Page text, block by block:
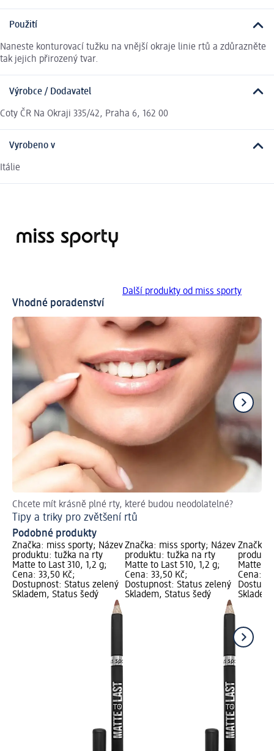
Použití
Naneste konturovací tužku na vnější okraje linie rtů a zdůrazněte
tak jejich přirozený tvar.
Výrobce / Dodavatel
Coty ČR Na Okraji 335/42, Praha 6, 162 00
Vyrobeno v
Itálie
Další produkty od miss sporty
Vhodné poradenství
Chcete mít krásně plné rty, které budou neodolatelné?
Tipy a triky pro zvětšení rtů
Podobné produkty
Značka: miss sporty; Název
produktu: tužka na rty
Matte to Last 310, 1,2 g;
Cena: 33,50 Kč;
Dostupnost: Status zelený
Skladem, Status šedý
Značka: miss sporty; Název
produktu: tužka na rty
Matte to Last 510, 1,2 g;
Cena: 33,50 Kč;
Dostupnost: Status zelený
Skladem, Status šedý
Značka:
Matte to
Cena: